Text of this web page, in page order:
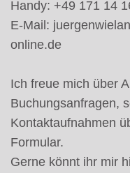
Handy: +49 171 14
E-Mail:
online.de
Ich freue mich über
Buchungsanfragen,
Kontaktaufnahmen
Formular.
Gerne könnt ihr mir